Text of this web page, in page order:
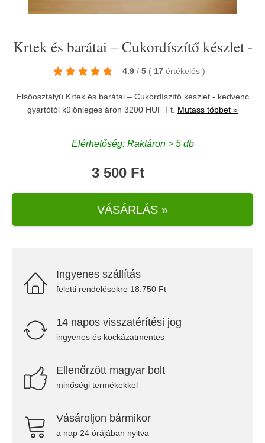
Krtek és barátai – Cukordíszítő készlet -
4.9 / 5 ( 17 értékelés )
Elsőosztályú Krtek és barátai – Cukordíszítő készlet - kedvenc
gyártótól különleges áron 3200 HUF Ft. Mutass többet »
Elérhetőség: Raktáron > 5 db
3 500 Ft
VÁSÁRLÁS »
Ingyenes szállítás
feletti rendelésekre 18.750 Ft
14 napos visszatérítési jog
ingyenes és kockázatmentes
Ellenőrzött magyar bolt
minőségi termékekkel
Vásároljon bármikor
a nap 24 órájában nyitva